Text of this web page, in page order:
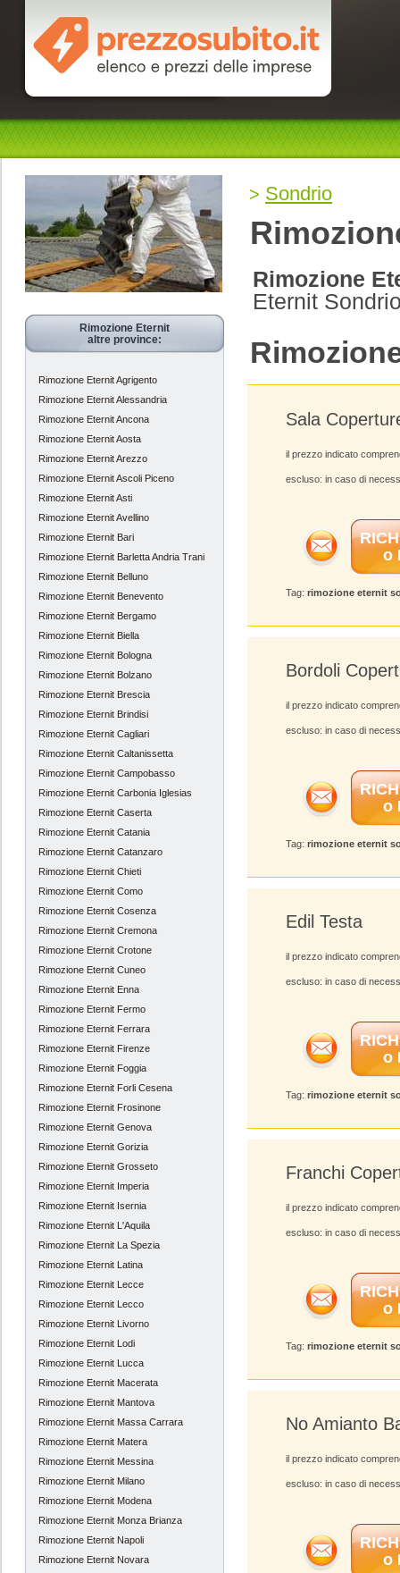
Rimozione Eternit
altre province:
Rimozione Eternit Agrigento
Rimozione Eternit Alessandria
Rimozione Eternit Ancona
Rimozione Eternit Aosta
Rimozione Eternit Arezzo
Rimozione Eternit Ascoli Piceno
Rimozione Eternit Asti
Rimozione Eternit Avellino
Rimozione Eternit Bari
Rimozione Eternit Barletta Andria Trani
Rimozione Eternit Belluno
Rimozione Eternit Benevento
Rimozione Eternit Bergamo
Rimozione Eternit Biella
Rimozione Eternit Bologna
Rimozione Eternit Bolzano
Rimozione Eternit Brescia
Rimozione Eternit Brindisi
Rimozione Eternit Cagliari
Rimozione Eternit Caltanissetta
Rimozione Eternit Campobasso
Rimozione Eternit Carbonia Iglesias
Rimozione Eternit Caserta
Rimozione Eternit Catania
Rimozione Eternit Catanzaro
Rimozione Eternit Chieti
Rimozione Eternit Como
Rimozione Eternit Cosenza
Rimozione Eternit Cremona
Rimozione Eternit Crotone
Rimozione Eternit Cuneo
Rimozione Eternit Enna
Rimozione Eternit Fermo
Rimozione Eternit Ferrara
Rimozione Eternit Firenze
Rimozione Eternit Foggia
Rimozione Eternit Forli Cesena
Rimozione Eternit Frosinone
Rimozione Eternit Genova
Rimozione Eternit Gorizia
Rimozione Eternit Grosseto
Rimozione Eternit Imperia
Rimozione Eternit Isernia
Rimozione Eternit L'Aquila
Rimozione Eternit La Spezia
Rimozione Eternit Latina
Rimozione Eternit Lecce
Rimozione Eternit Lecco
Rimozione Eternit Livorno
Rimozione Eternit Lodi
Rimozione Eternit Lucca
Rimozione Eternit Macerata
Rimozione Eternit Mantova
Rimozione Eternit Massa Carrara
Rimozione Eternit Matera
Rimozione Eternit Messina
Rimozione Eternit Milano
Rimozione Eternit Modena
Rimozione Eternit Monza Brianza
Rimozione Eternit Napoli
Rimozione Eternit Novara
Sondrio
Rimozione
Eternit
Sala
il prezzo indicato
escluso: in caso di
o
Tag: rimozione eternit
Bordoli
il prezzo indicato
escluso: in caso di
o
Tag: rimozione eternit
Edil Testa
il prezzo indicato
escluso: in caso di
o
Tag: rimozione eternit
Franchi
il prezzo indicato
escluso: in caso di
o
Tag: rimozione eternit
No Amianto
il prezzo indicato
escluso: in caso di
o